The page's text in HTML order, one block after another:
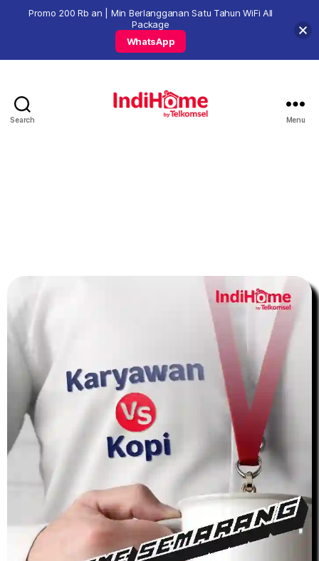
Search Menu
Promo 200 Rb an | Min Berlangganan Satu Tahun WiFi All
Package
WhatsApp